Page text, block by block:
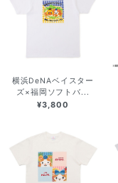
横浜DeNAベイスター
ズ×福岡ソフトバ...
¥3,800